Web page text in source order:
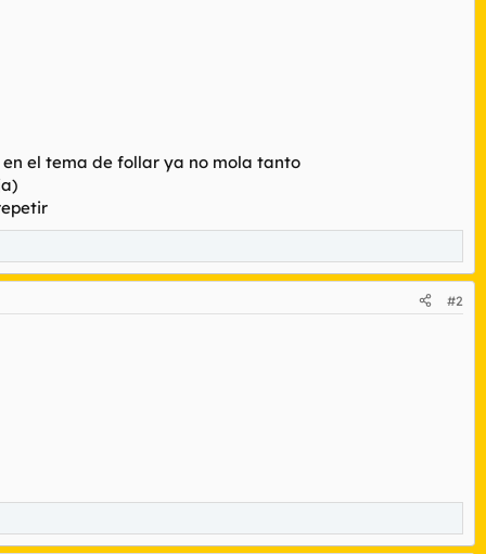
en el tema de follar ya no mola tanto
#2